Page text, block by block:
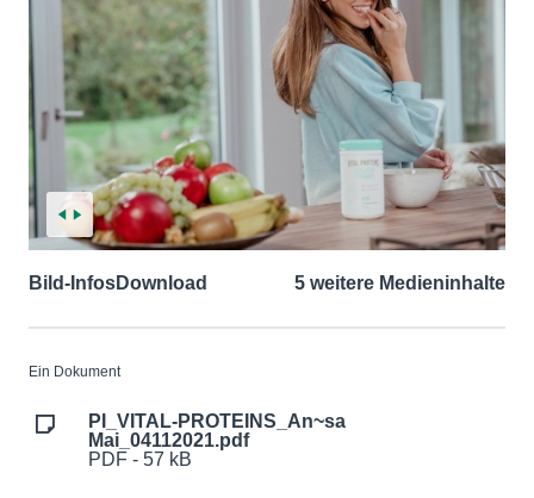
Bild-InfosDownload 5 weitere Medieninhalte
Ein Dokument
PI_VITAL-PROTEINS_An~sa
Mai_04112021.pdf
PDF - 57 kB